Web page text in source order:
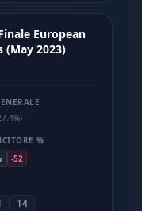
European
(May 2023)
%
-52
14